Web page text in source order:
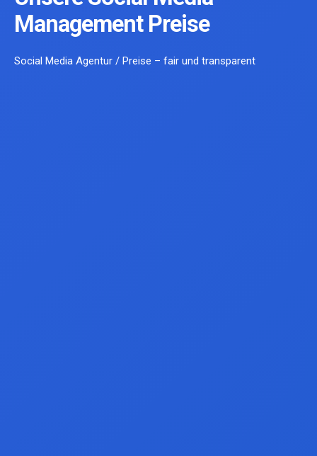
Management Preise
Social Media Agentur / Preise – fair und transparent